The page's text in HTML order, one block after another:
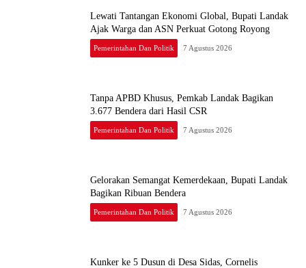
Lewati Tantangan Ekonomi Global, Bupati Landak
Ajak Warga dan ASN Perkuat Gotong Royong
Pemerintahan Dan Politik 7 Agustus 2026
Tanpa APBD Khusus, Pemkab Landak Bagikan
3.677 Bendera dari Hasil CSR
Pemerintahan Dan Politik 7 Agustus 2026
Gelorakan Semangat Kemerdekaan, Bupati Landak
Bagikan Ribuan Bendera
Pemerintahan Dan Politik 7 Agustus 2026
Kunker ke 5 Dusun di Desa Sidas, Cornelis